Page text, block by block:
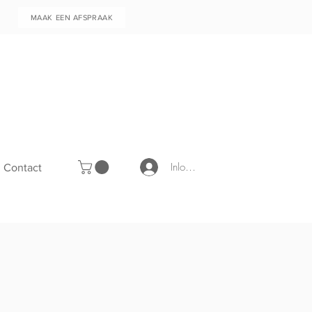
MAAK EEN AFSPRAAK
Contact Inloggen